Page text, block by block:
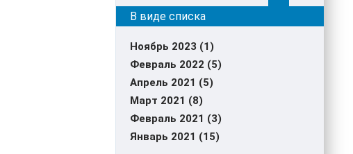
Ноябрь 2023 (1)
Февраль 2022 (5)
Апрель 2021 (5)
Март 2021 (8)
Февраль 2021 (3)
Январь 2021 (15)